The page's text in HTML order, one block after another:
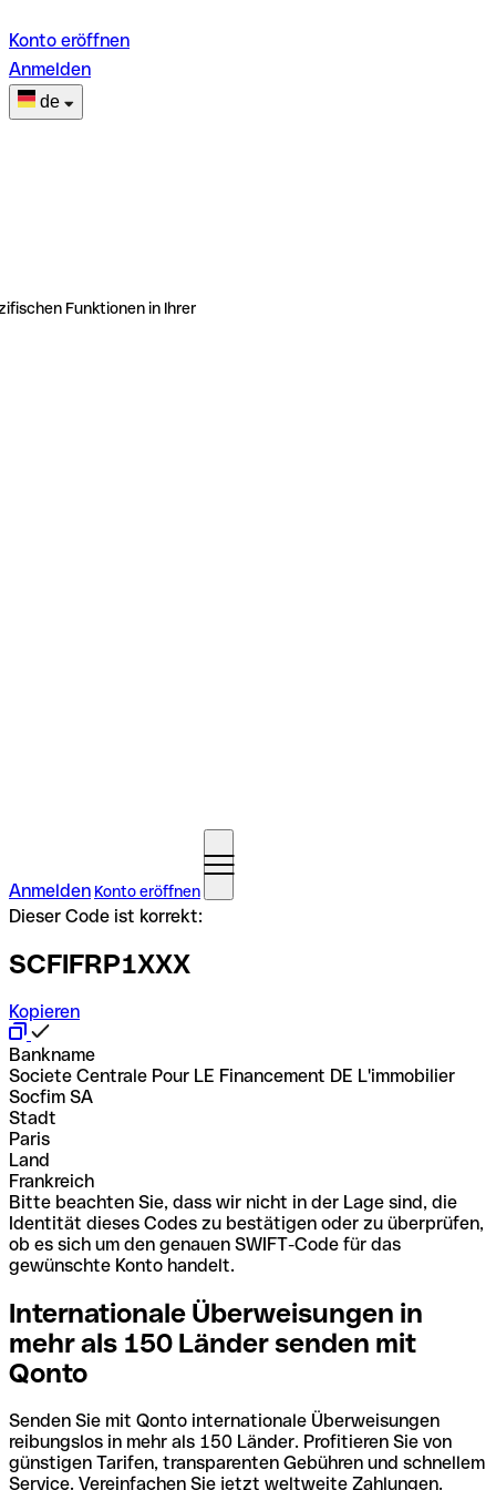
Konto eröffnen
Anmelden
de
Funktionen in Ihrer
Anmelden Konto eröffnen
Dieser Code ist korrekt:
SCFIFRP1XXX
Kopieren
Bankname
Societe Centrale Pour LE Financement DE L'immobilier
Socfim SA
Stadt
Paris
Land
Frankreich
Bitte beachten Sie, dass wir nicht in der Lage sind, die
Identität dieses Codes zu bestätigen oder zu überprüfen,
ob es sich um den genauen SWIFT-Code für das
gewünschte Konto handelt.
Internationale Überweisungen in
mehr als 150 Länder senden mit
Qonto
Senden Sie mit Qonto internationale Überweisungen
reibungslos in mehr als 150 Länder. Profitieren Sie von
günstigen Tarifen, transparenten Gebühren und schnellem
Service. Vereinfachen Sie jetzt weltweite Zahlungen.